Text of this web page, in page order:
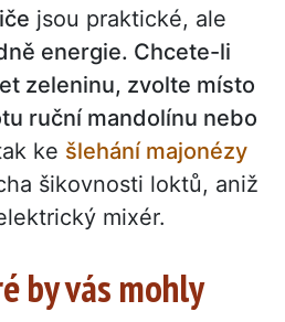
jsou praktické, ale
energie. Chcete-li
zeleninu, zvolte místo
ruční mandolínu nebo
ke šlehání majonézy
šikovnosti loktů, aniž
mixér.
by vás mohly